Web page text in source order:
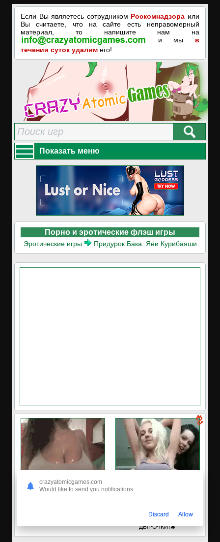
Если Вы являетесь сотрудником Роскомнадзора или
Вы считаете, что на сайте есть неправомерный
материал, то напишите нам на
и мы в
течении суток удалим его!
Показать меню
Порно и эротические флэш игры
Эротические игры Придурок Бака: Яёи Курибаяши
ДЫРОЧКИ!🔥
crazyatomicgames.com
Would like to send you notifications
Discard Allow